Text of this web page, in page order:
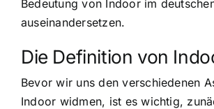
Bedeutung von Indoor im
auseinandersetzen.
Die Definition von
Bevor wir uns den verschiedenen
Indoor widmen, ist es wichtig,